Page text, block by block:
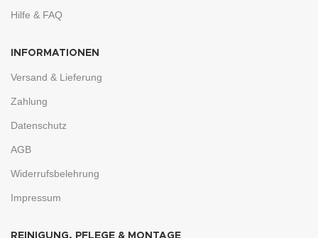
Hilfe & FAQ
INFORMATIONEN
Versand & Lieferung
Zahlung
Datenschutz
AGB
Widerrufsbelehrung
Impressum
REINIGUNG, PFLEGE & MONTAGE